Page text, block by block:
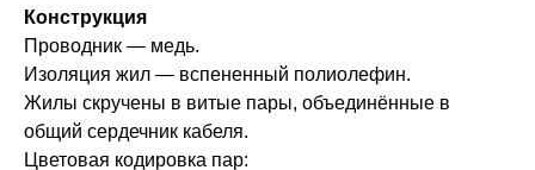
Конструкция
Проводник — медь.
Изоляция жил — вспененный полиолефин.
Жилы скручены в витые пары, объединённые в
общий сердечник кабеля.
Цветовая кодировка пар: